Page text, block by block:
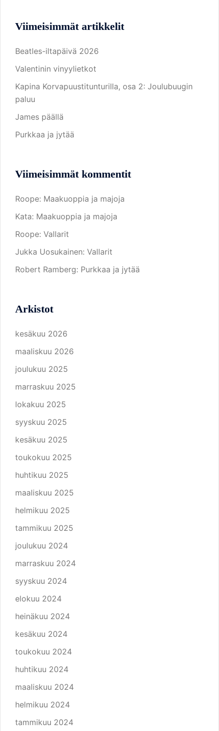
Viimeisimmät artikkelit
Beatles-iltapäivä 2026
Valentinin vinyylietkot
Kapina Korvapuustitunturilla, osa 2: Joulubuugin
paluu
James päällä
Purkkaa ja jytää
Viimeisimmät kommentit
Roope: Maakuoppia ja majoja
Kata: Maakuoppia ja majoja
Roope: Vallarit
Jukka Uosukainen: Vallarit
Robert Ramberg: Purkkaa ja jytää
Arkistot
kesäkuu 2026
maaliskuu 2026
joulukuu 2025
marraskuu 2025
lokakuu 2025
syyskuu 2025
kesäkuu 2025
toukokuu 2025
huhtikuu 2025
maaliskuu 2025
helmikuu 2025
tammikuu 2025
joulukuu 2024
marraskuu 2024
syyskuu 2024
elokuu 2024
heinäkuu 2024
kesäkuu 2024
toukokuu 2024
huhtikuu 2024
maaliskuu 2024
helmikuu 2024
tammikuu 2024